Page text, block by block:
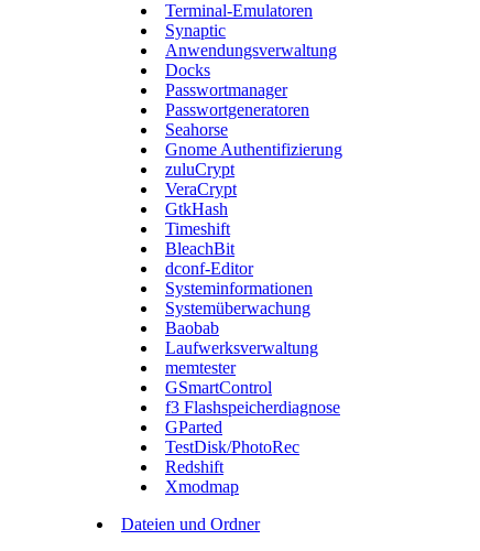
Terminal-Emulatoren
Synaptic
Anwendungsverwaltung
Docks
Passwortmanager
Passwortgeneratoren
Seahorse
Gnome Authentifizierung
zuluCrypt
VeraCrypt
GtkHash
Timeshift
BleachBit
dconf-Editor
Systeminformationen
Systemüberwachung
Baobab
Laufwerksverwaltung
memtester
GSmartControl
f3 Flashspeicherdiagnose
GParted
TestDisk/PhotoRec
Redshift
Xmodmap
Dateien und Ordner